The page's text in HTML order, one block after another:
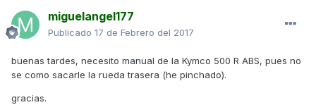
miguelangel177
Publicado 17 de Febrero del 2017
buenas tardes, necesito manual de la Kymco 500 R ABS, pues no
se como sacarle la rueda trasera (he pinchado).
gracias.